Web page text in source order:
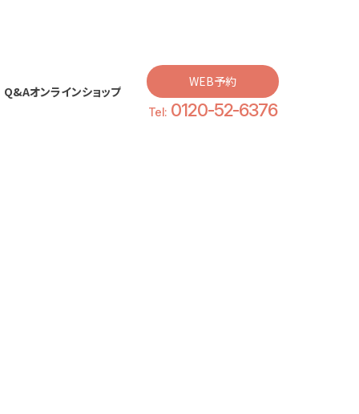
Q&Aオンラインショップ
WEB予約
Tel: 0120-52-6376